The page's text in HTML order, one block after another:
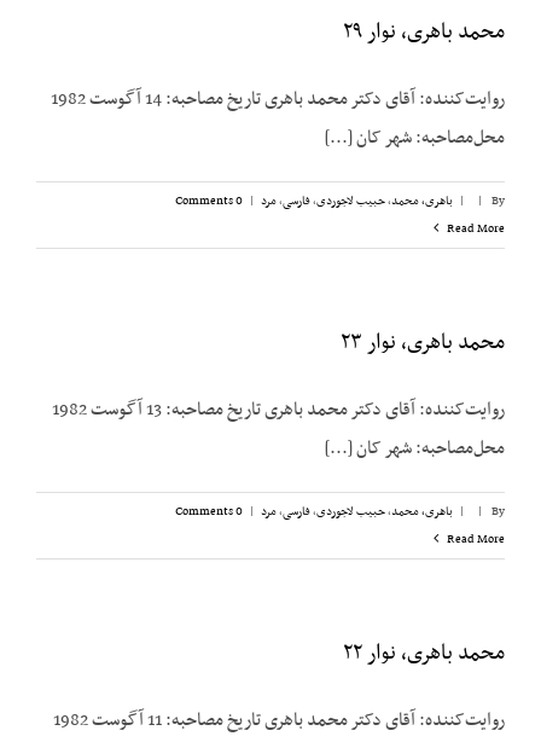
محمد باهری، نوار ۲۹
روایت‌کننده: آقای دکتر محمد باهری تاریخ مصاحبه: 14 آگوست 1982
محل‌مصاحبه: شهر کان [...]
By
|
| باهری، محمد,حبیب لاجوردی,فارسی,مرد |
0 Comments
Read More
محمد باهری،‌ نوار ۲۳
روایت‌کننده: آقای دکتر محمد باهری تاریخ مصاحبه: 13 آگوست 1982
محل‌مصاحبه: شهر کان [...]
By
|
| باهری، محمد,حبیب لاجوردی,فارسی,مرد |
0 Comments
Read More
محمد باهری، نوار ۲۲
روایت‌کننده: آقای دکتر محمد باهری تاریخ مصاحبه: 11 آگوست 1982